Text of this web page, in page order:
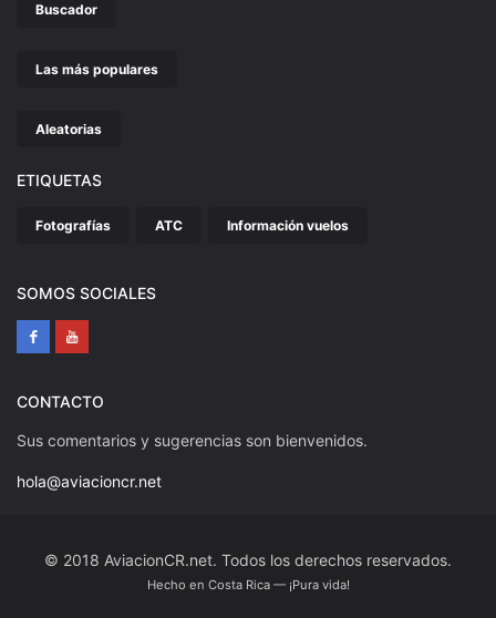
Buscador
Las más populares
Aleatorias
ETIQUETAS
Fotografías ATC Información vuelos
SOMOS SOCIALES
CONTACTO
Sus comentarios y sugerencias son bienvenidos.
hola@aviacioncr.net
© 2018 AviacionCR.net. Todos los derechos reservados.
Hecho en Costa Rica — ¡Pura vida!